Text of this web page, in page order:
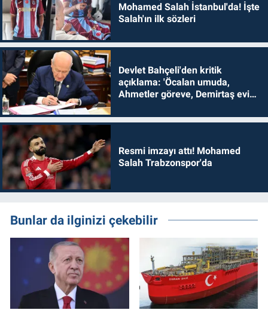
Mohamed Salah İstanbul'da! İşte
Salah'ın ilk sözleri
Devlet Bahçeli'den kritik
açıklama: 'Öcalan umuda,
Ahmetler göreve, Demirtaş evine
Resmi imzayı attı! Mohamed
Salah Trabzonspor'da
Bunlar da ilginizi çekebilir